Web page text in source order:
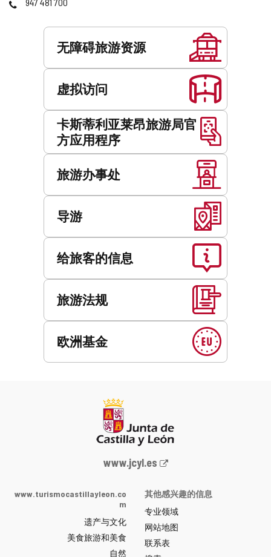
无障碍旅游资源
虚拟访问
卡斯蒂利亚莱昂旅游局官
方应用程序
旅游办事处
导游
给旅客的信息
旅游法规
欧洲基金
Junta
y
León
网
站
www.jcyl.es
www.turismocastillayleon.co
m
遗产与文化
美食旅游和美食
自然
其他感兴趣的信息
专业领域
网站地图
联系表